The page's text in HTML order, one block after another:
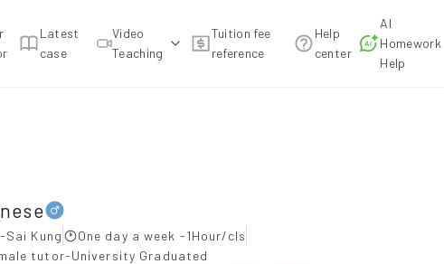
Latest
case
Video
Teaching
Tuition fee
reference
Help
center
AI
Homework
Help
Kung Tuition recommendation
Kung
One day a week -1Hour/cls
tutor-University Graduated